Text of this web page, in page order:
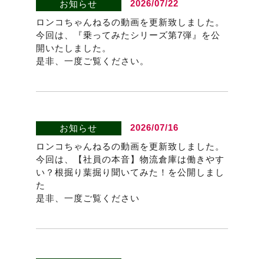
お知らせ
2026/07/22
ロンコちゃんねるの動画を更新致しました。
今回は、『乗ってみたシリーズ第7弾』を公
開いたしました。
是非、一度ご覧ください。
お知らせ
2026/07/16
ロンコちゃんねるの動画を更新致しました。
今回は、【社員の本音】物流倉庫は働きやす
い？根掘り葉掘り聞いてみた！を公開しまし
た
是非、一度ご覧ください